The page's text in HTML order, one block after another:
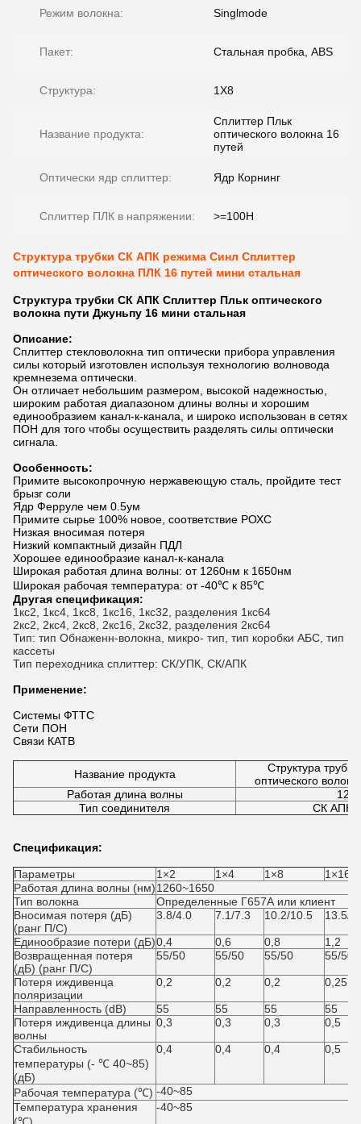
Режим волокна: Singlmode
Пакет: Стальная пробка, ABS
Структура: 1X8
Название продукта:
Сплиттер Пльк
оптического волокна 16
путей
Оптически ядр сплиттер: Ядр Корнинг
Сплиттер ПЛК в напряжении: >=100Н
Структура трубки СК АПК режима Синл Сплиттер
оптического волокна ПЛК 16 путей мини стальная
Структура трубки СК АПК Сплиттер Пльк оптического
волокна пути Джуньпу 16 мини стальная
Описание:
Сплиттер стекловолокна тип оптически прибора управления
силы который изготовлен используя технологию волновода
кремнезема оптически.
Он отличает небольшим размером, высокой надежностью,
широким работая диапазоном длины волны и хорошим
единообразием канал-к-канала, и широко использован в сетях
ПОН для того чтобы осуществить разделять силы оптически
сигнала.
Особенность:
Примите высокопрочную нержавеющую сталь, пройдите тест
брызг соли
Ядр Ферруле чем 0.5ум
Примите сырье 100% новое, соответствие РОХС
Низкая вносимая потеря
Низкий компактный дизайн ПДЛ
Хорошее единообразие канал-к-канала
Широкая работая длина волны: от 1260нм к 1650нм
Широкая рабочая температура: от -40℃ к 85℃
Другая спецификация:
1кс2, 1кс4, 1кс8, 1кс16, 1кс32, разделения 1кс64
2кс2, 2кс4, 2кс8, 2кс16, 2кс32, разделения 2кс64
Тип: тип Обнаженн-волокна, микро- тип, тип коробки АБС, тип
кассеты
Тип переходника сплиттер: СК/УПК, СК/АПК
Применение:
Системы ФТТС
Сети ПОН
Связи КАТВ
Название продукта
Структура
оптического
Работая длина волны
Тип соединителя
СК АПК,
Спецификация:
Параметры 1×2 1×4 1×8
1×16
Работая длина волны (нм)1260~1650
Тип волокна
Определенные Г657А или клиент
Вносимая потеря (дБ)
(ранг П/С)
3.8/4.0 7.1/7.3 10.2/10.5 13.5/
Единообразие потери (дБ)0,4 0,6 0,8
1,2
Возвращенная потеря
(дБ) (ранг П/С)
55/50 55/50 55/50 55/50
Потеря иждивенца
поляризации
0,2 0,2 0,2 0,25
Направленность (dB) 55 55 55
55
Потеря иждивенца длины
волны
0,3 0,3 0,3 0,5
Стабильность
температуры (- ℃ 40~85)
(дБ)
0,4 0,4 0,4 0,5
Рабочая температура (℃) -40~85
Температура хранения
-40~85